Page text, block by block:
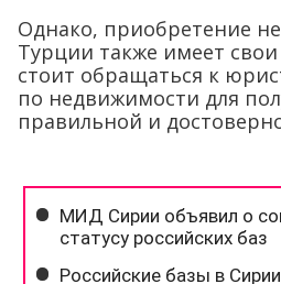
Однако, приобретение
Турции также имеет
стоит обращаться к
по недвижимости для
правильной и